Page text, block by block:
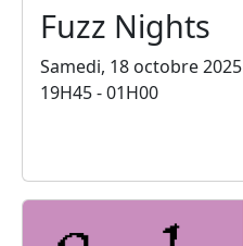
Fuzz Nights
Samedi, 18 octobre 2025
19H45 - 01H00